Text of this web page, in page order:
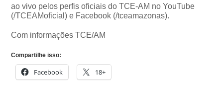
ao vivo pelos perfis oficiais do TCE-AM no YouTube
(/TCEAMoficial) e Facebook (/tceamazonas).
Com informações TCE/AM
Compartilhe isso:
Facebook 18+